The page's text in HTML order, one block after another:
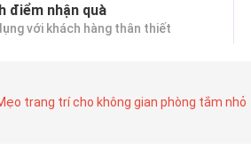
điểm nhận quà
với khách hàng thân thiết
trang trí cho không gian phòng tắm nhỏ